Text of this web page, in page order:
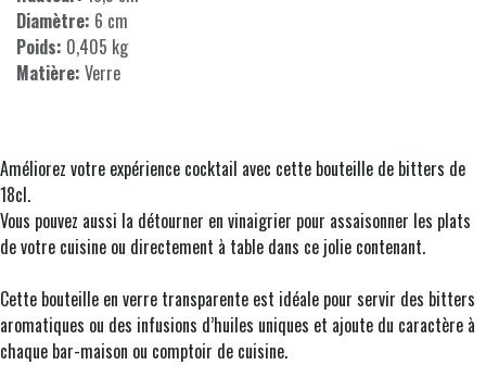
Diamètre: 6 cm
Poids: 0,405 kg
Matière: Verre
Améliorez votre expérience cocktail avec cette bouteille de bitters de
18cl.
Vous pouvez aussi la détourner en vinaigrier pour assaisonner les plats
de votre cuisine ou directement à table dans ce jolie contenant.
Cette bouteille en verre transparente est idéale pour servir des bitters
aromatiques ou des infusions d’huiles uniques et ajoute du caractère à
chaque bar-maison ou comptoir de cuisine.